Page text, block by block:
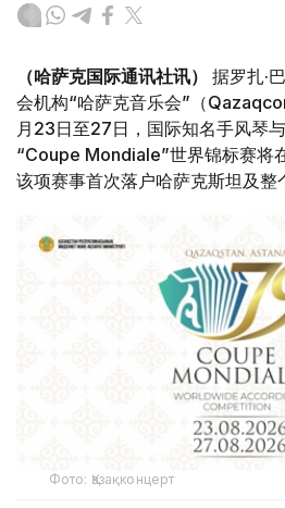
（哈萨克国际通讯社讯）
据罗扎·
会机构“哈萨克音乐会”（
月23日至27日，国际知名手风
“Coupe Mondiale”世界锦标赛将
该项赛事首次落户哈萨克斯坦及整
Фото: Қазақконцерт